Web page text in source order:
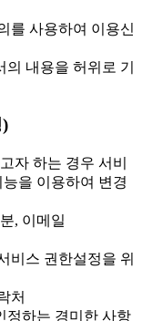
를 사용하여 이용신
내용을 허위로 기
자 하는 경우 서비
을 이용하여 변경
, 이메일
비스 권한설정을 위
처
하는 경미한 사항